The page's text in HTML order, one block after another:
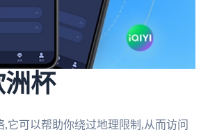
洲杯
可以帮助你绕过地理限制,从而访问